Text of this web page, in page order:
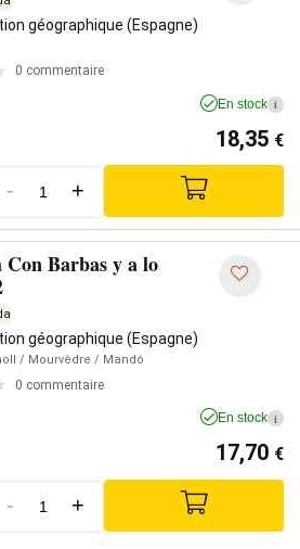
géographique (Espagne)
0 commentaire
En stock i
18,35 €
- +
Con Barbas y a lo
géographique (Espagne)
/ Mourvèdre / Mandó
0 commentaire
En stock i
17,70 €
- +